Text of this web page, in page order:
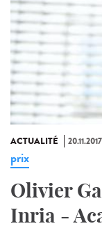
ACTUALITÉ 20.11.2017
prix
Olivier
Inria -